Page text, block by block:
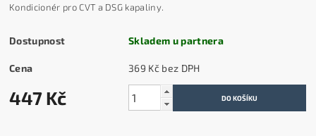
Kondicionér pro CVT a DSG kapaliny.
Dostupnost Skladem u partnera
Cena 369 Kč bez DPH
447 Kč